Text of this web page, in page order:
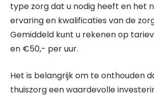
type zorg dat u nodig heeft en het
ervaring en kwalificaties van de
Gemiddeld kunt u rekenen op
en €50,- per uur.
Het is belangrijk om te onthouden
thuiszorg een waardevolle